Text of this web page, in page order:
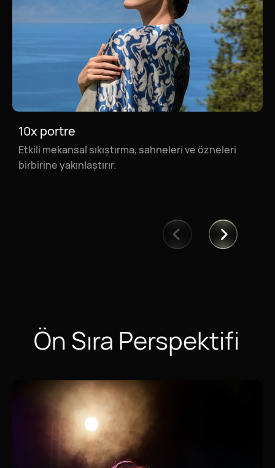
10x portre
Etkili mekansal sıkıştırma, sahneleri ve özneleri
birbirine yakınlaştırır.
10x manzara
Yakın planda, gün batımının tüm detaylarını açığa
Ön Sıra Perspektifi